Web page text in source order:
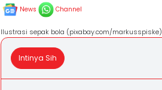
News Channel
Ilustrasi sepak bola (pixabay.com/markusspiske)
Intinya Sih